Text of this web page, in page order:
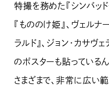
特撮を務めた『シンバッ
『もののけ姫』、ヴェルナ
ラルド』、ジョン・カサヴ
のポスターも貼っている
さまざまで、非常に広い